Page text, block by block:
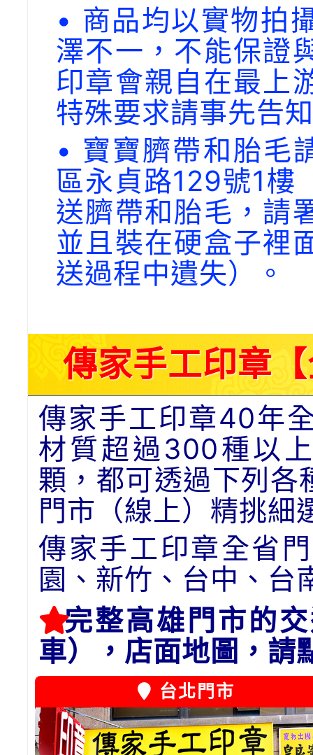
• 商品均以實物拍
澤不一，不能保證
印章會親自在最上
特殊要求請事先告
• 寶寶臍帶和胎毛
區永貞路129號1樓
送臍帶和胎毛，請
並且裝在硬盒子裡
送過程中遺失）。
傳家手工印章
傳家手工印章40年
材質超過300種以
顆，都可透過下列各
門市（線上）精挑細
傳家手工印章全省
園、新竹、台中、台
完整高雄門市的
車），店面地圖，請
台北門市